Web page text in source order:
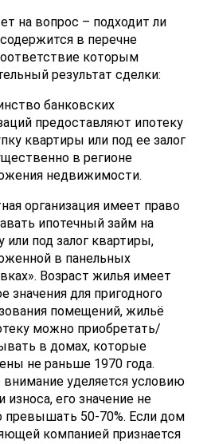
на вопрос – подходит ли
в перечне
которым
результат сделки:
банковских
предоставляют ипотеку
квартиры или под ее залог
в регионе
недвижимости.
организация имеет право
ипотечный займ на
или под залог квартиры,
в панельных
Возраст жилья имеет
значения для пригодного
помещений, жильё
можно приобретать/
в домах, которые
не раньше 1970 года.
внимание уделяется условию
износа, его значение не
превышать 50-70%. Если дом
компанией признается